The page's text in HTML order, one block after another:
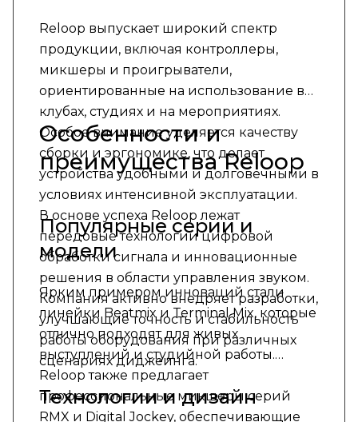
Reloop выпускает широкий спектр
продукции, включая контроллеры,
микшеры и проигрыватели,
ориентированные на использование в
клубах, студиях и на мероприятиях.
Особое внимание уделяется качеству
сборки и эргономике, что делает
устройства удобными и долговечными в
условиях интенсивной эксплуатации.
В основе успеха Reloop лежат
передовые технологии цифровой
обработки сигнала и инновационные
решения в области управления звуком.
Компания активно внедряет разработки,
улучшающие точность и стабильность
работы оборудования при различных
сценариях диджеинга.
Особенности и
преимущества Reloop
Популярные серии и
модели
Ярким примером инноваций стали
линейки Beatmix и Terminal Mix, которые
отлично подходят для живых
выступлений и студийной работы.
Reloop также предлагает
профессиональные микшеры серий
RMX и Digital Jockey, обеспечивающие
Технологии и дизайн